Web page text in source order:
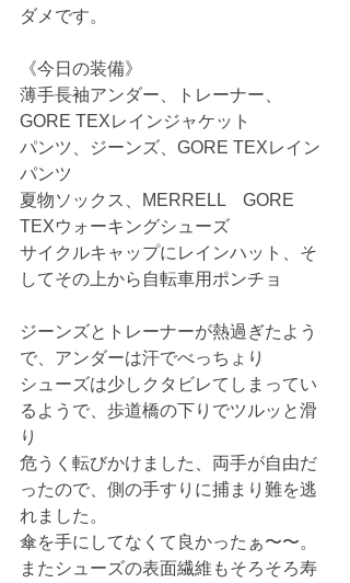
ダメです。
《今日の装備》
薄手長袖アンダー、トレーナー、
GORE TEXレインジャケット
パンツ、ジーンズ、GORE TEXレイン
パンツ
夏物ソックス、MERRELL　GORE
TEXウォーキングシューズ
サイクルキャップにレインハット、そ
してその上から自転車用ポンチョ
ジーンズとトレーナーが熱過ぎたよう
で、アンダーは汗でべっちょり
シューズは少しクタビレてしまってい
るようで、歩道橋の下りでツルッと滑
り
危うく転びかけました、両手が自由だ
ったので、側の手すりに捕まり難を逃
れました。
傘を手にしてなくて良かったぁ〜〜。
またシューズの表面繊維もそろそろ寿